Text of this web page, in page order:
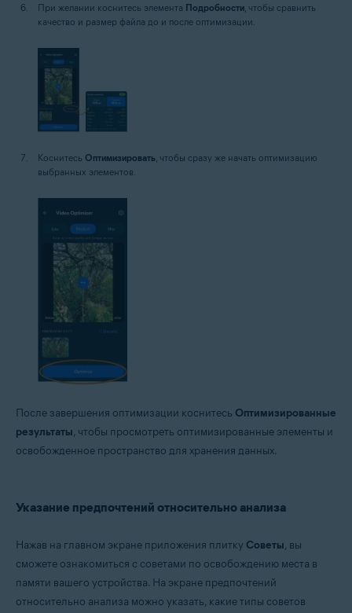
При желании коснитесь элемента Подробности , чтобы сравнить
качество и размер файла до и после оптимизации.
Коснитесь Оптимизировать, чтобы сразу же начать оптимизацию
выбранных элементов.
После завершения оптимизации коснитесь Оптимизированные
результаты, чтобы просмотреть оптимизированные элементы и
освобожденное пространство для хранения данных.
Указание предпочтений относительно анализа
Нажав на главном экране приложения плитку Советы, вы
сможете ознакомиться с советами по освобождению места в
памяти вашего устройства. На экране предпочтений
относительно анализа можно указать, какие типы советов